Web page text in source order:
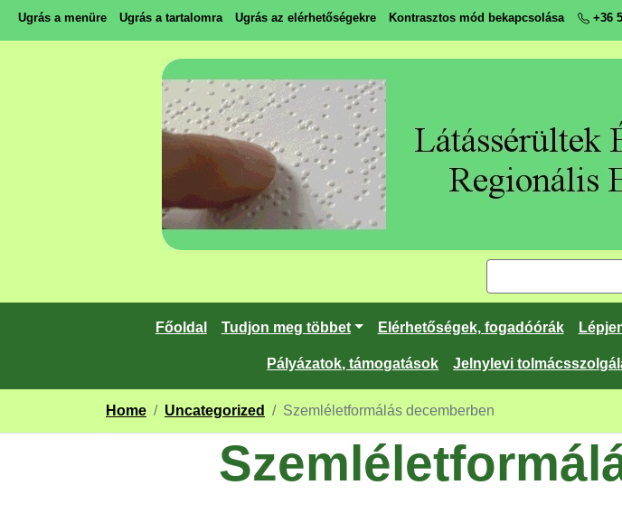
Ugrás a menüre Ugrás a tartalomra Ugrás az elérhetőségekre Kontrasztos mód bekapcsolása +36
Főoldal Tudjon meg többet Elérhetőségek, fogadóórák
Pályázatok, támogatások Jelnylevi
Home / Uncategorized / Szemléletformálás decemberben